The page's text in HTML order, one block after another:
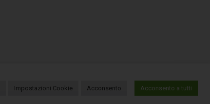
Impostazioni Cookie Acconsento Acconsento a tutti